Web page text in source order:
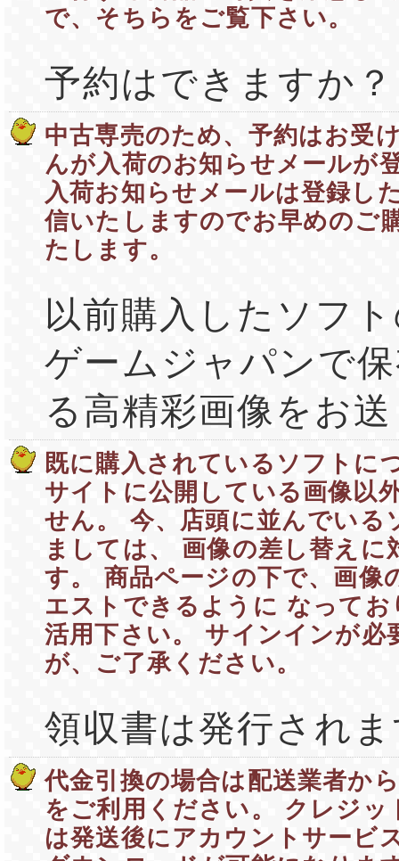
で、そちらをご覧下さい。
予約はできますか？
中古専売のため、予約はお受
んが入荷のお知らせメールが
入荷お知らせメールは登録し
信いたしますのでお早めのご
たします。
以前購入したソフ
ゲームジャパンで
る高精彩画像をお
既に購入されているソフトに
サイトに公開している画像以
せん。 今、店頭に並んでいる
ましては、 画像の差し替えに
す。 商品ページの下で、画像
エストできるように なって
活用下さい。 サインインが必
が、ご了承ください。
領収書は発行され
代金引換の場合は配送業者か
をご利用ください。 クレジッ
は発送後にアカウントサービ